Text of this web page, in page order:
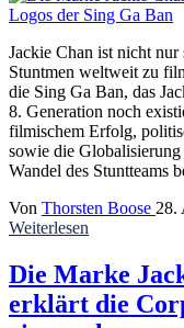
Jackie Chan ist nicht nur
Stuntmen weltweit zu
die Sing Ga Ban, das
8. Generation noch
filmischem Erfolg,
sowie die
Wandel des Stuntteams
Von Thorsten Boose 28.
Weiterlesen
Die Marke
erklärt die